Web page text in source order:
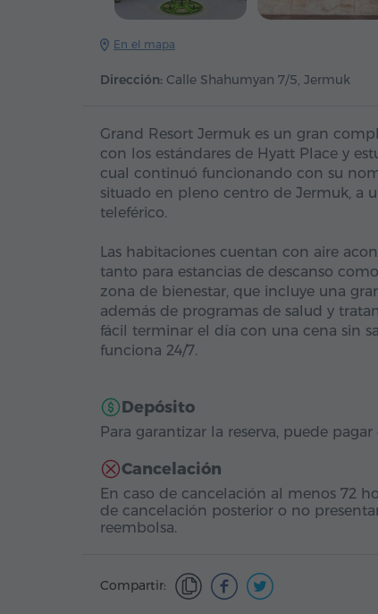
En el mapa
Dirección: Calle Shahumyan 7/5, Jermuk
Grand Resort Jermuk es un gran
con los estándares de Hyatt Place y
cual continuó funcionando con su
situado en pleno centro de Jermuk, a
teleférico.
Las habitaciones cuentan con aire
tanto para estancias de descanso
zona de bienestar, que incluye una
además de programas de salud y
fácil terminar el día con una cena sin
funciona 24/7.
Depósito
Para garantizar la reserva, puede
Cancelación
En caso de cancelación al menos 72
de cancelación posterior o no
reembolsa.
Compartir: